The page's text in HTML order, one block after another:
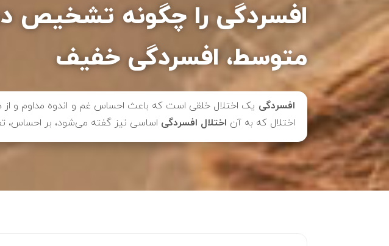
افسردگی را چگونه تشخیص
متوسط، افسردگی خفیف
افسردگی یک اختلال خلقی است که باعث احساس غم و اندوه مداوم و از
اختلال که به آن اختلال افسردگی اساسی نیز گفته می‌شود، بر احساس،